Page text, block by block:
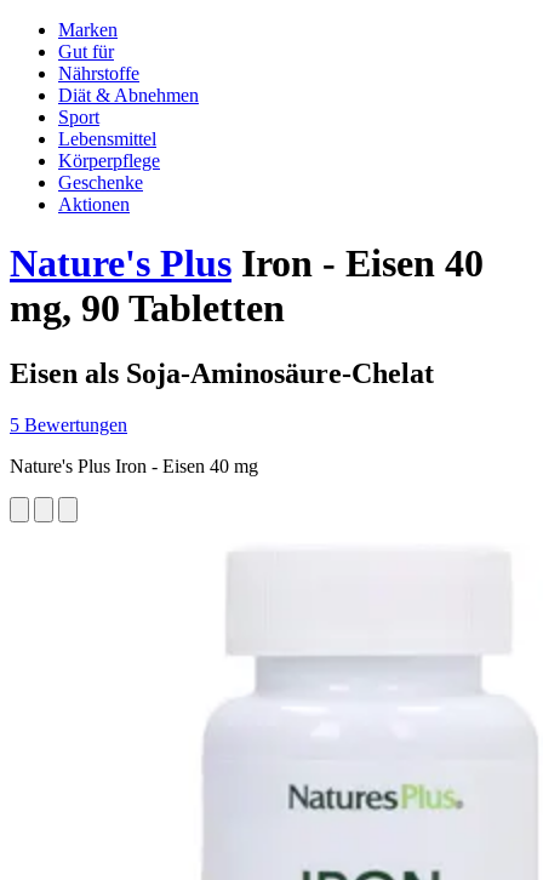
Marken
Gut für
Nährstoffe
Diät & Abnehmen
Sport
Lebensmittel
Körperpflege
Geschenke
Aktionen
Nature's Plus Iron - Eisen 40
mg, 90 Tabletten
Eisen als Soja-Aminosäure-Chelat
5 Bewertungen
Nature's Plus Iron - Eisen 40 mg